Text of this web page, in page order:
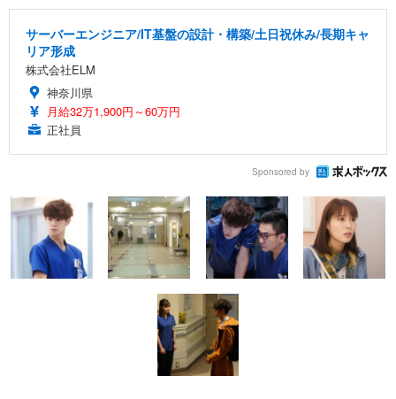
サーバーエンジニア/IT基盤の設計・構築/土日祝休み/長期キャ
リア形成
株式会社ELM
神奈川県
月給32万1,900円～60万円
正社員
Sponsored by